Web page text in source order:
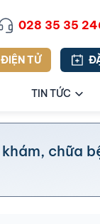
028 35 35
TỬ
TIN TỨC
chữa